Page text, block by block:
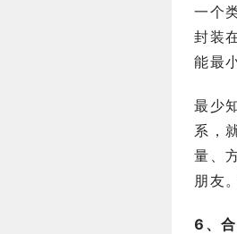
一个
封装
能最
最少
系，
量、
朋友
6、